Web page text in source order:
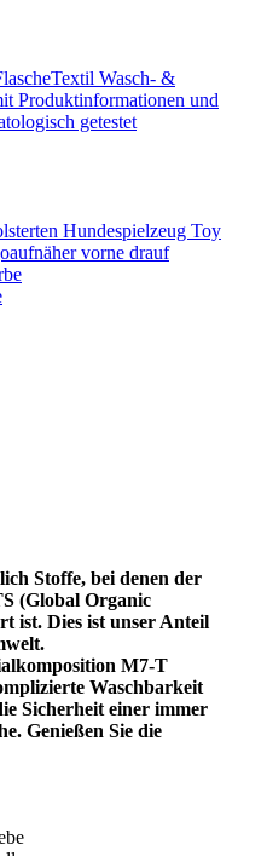
Stoffe, bei denen der
(Global Organic
ist. Dies ist unser Anteil
M7-T
Waschbarkeit
Sicherheit einer immer
Genießen Sie die